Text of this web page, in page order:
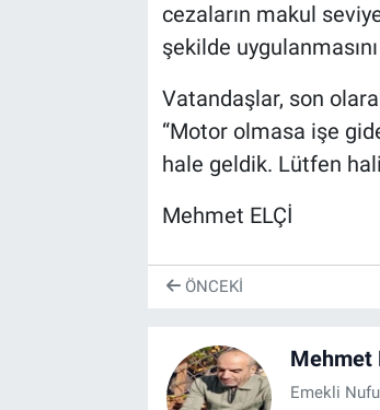
cezaların makul
şekilde
Vatandaşlar, son
“Motor olmasa işe
hale geldik. Lütfen
Mehmet ELÇİ
ÖNCEKI
Mehmet
Emekli